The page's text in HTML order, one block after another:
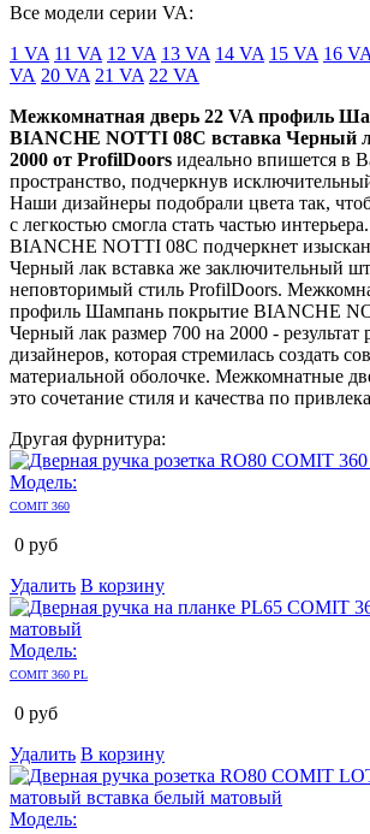
Все модели серии VA:
1 VA 11 VA 12 VA 13 VA 14 VA 15 VA 16 VA
VA 20 VA 21 VA 22 VA
Межкомнатная дверь 22 VA профиль
BIANCHE NOTTI 08C вставка Черный
2000 от ProfilDoors идеально впишется в
пространство, подчеркнув
Наши дизайнеры подобрали цвета так,
с легкостью смогла стать частью
BIANCHE NOTTI 08C подчеркнет
Черный лак вставка же заключительный
неповторимый стиль ProfilDoors.
профиль Шампань покрытие BIANCHE
Черный лак размер 700 на 2000 -
дизайнеров, которая стремилась создать
материальной оболочке. Межкомнатные
это сочетание стиля и качества по
Другая фурнитура:
Модель:
COMIT 360
0 руб
Удалить В корзину
Модель:
COMIT 360 PL
0 руб
Удалить В корзину
Модель: